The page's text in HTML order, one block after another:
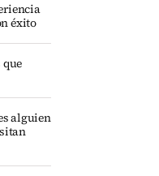
éxito
alguien